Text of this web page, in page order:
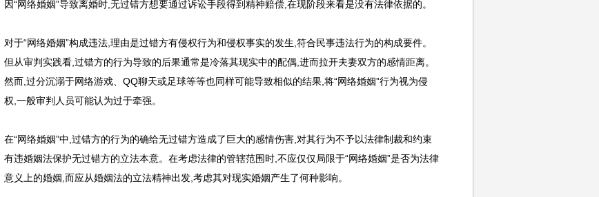
因“网络婚姻”导致离婚时,无过错方想要通过诉讼手段得到精神赔偿,在现阶段来看是没有法律依据的。
对于“网络婚姻”构成违法,理由是过错方有侵权行为和侵权事实的发生,符合民事违法行为的构成要件。
但从审判实践看,过错方的行为导致的后果通常是冷落其现实中的配偶,进而拉开夫妻双方的感情距离。
然而,过分沉溺于网络游戏、QQ聊天或足球等等也同样可能导致相似的结果,将“网络婚姻”行为视为侵
权,一般审判人员可能认为过于牵强。
在“网络婚姻”中,过错方的行为的确给无过错方造成了巨大的感情伤害,对其行为不予以法律制裁和约束
有违婚姻法保护无过错方的立法本意。在考虑法律的管辖范围时,不应仅仅局限于“网络婚姻”是否为法律
意义上的婚姻,而应从婚姻法的立法精神出发,考虑其对现实婚姻产生了何种影响。